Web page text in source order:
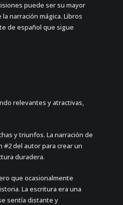
puede ser su mayor
narración mágica. Libros
de español que sigue
relevantes y atractivas,
y triunfos. La narración de
del autor para crear un
duradera.
que ocasionalmente
La escritura era una
sentía distante y